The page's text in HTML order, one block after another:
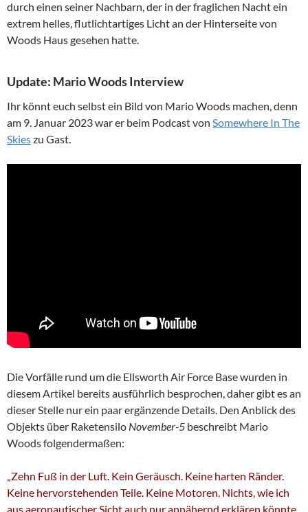
durch einen seiner Nachbarn, der in der fraglichen Nacht ein
extrem helles, flutlichtartiges Licht an der Hinterseite von
Woods Haus gesehen hatte.
Update: Mario Woods Interview
Ihr könnt euch selbst ein Bild von Mario Woods machen, denn
am 9. Januar 2023 war er beim Podcast von Somewhere In The
Skieszu Gast.
Die Vorfälle rund um die Ellsworth Air Force Base wurden in
diesem Artikel bereits ausführlich besprochen, daher gibt es an
dieser Stelle nur ein paar ergänzende Details. Den Anblick des
Objekts über Raketensilo November-5 beschreibt Mario
Woods folgendermaßen:
„Zehn Fuß in der Luft. Kein Geräusch. Keine harten Ränder.
Keine hervorstehenden Teile. Keine Motoren. Nichts, wie ich
aus aeronautischer Sicht auch nur annähernd erklären könnte,